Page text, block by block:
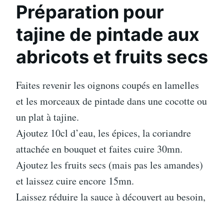
Préparation pour
tajine de pintade aux
abricots et fruits secs
Faites revenir les oignons coupés en lamelles
et les morceaux de pintade dans une cocotte ou
un plat à tajine.
Ajoutez 10cl d’eau, les épices, la coriandre
attachée en bouquet et faites cuire 30mn.
Ajoutez les fruits secs (mais pas les amandes)
et laissez cuire encore 15mn.
Laissez réduire la sauce à découvert au besoin,